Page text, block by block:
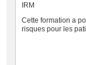
IRM
Cette formation a
risques pour les